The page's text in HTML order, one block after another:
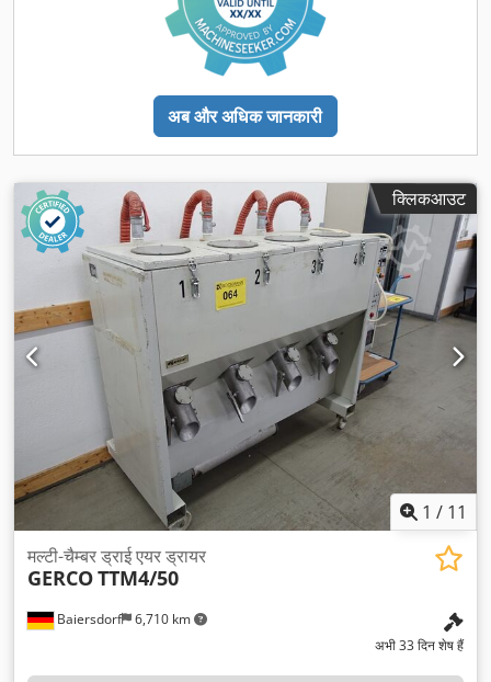
अब और अधिक जानकारी
क्लिकआउट
1 / 11
Baiersdorf 6,710 km
मल्टी-चैम्बर ड्राई एयर ड्रायर
GERCOTTM4/50
अभी 33 दिन शेष हैं